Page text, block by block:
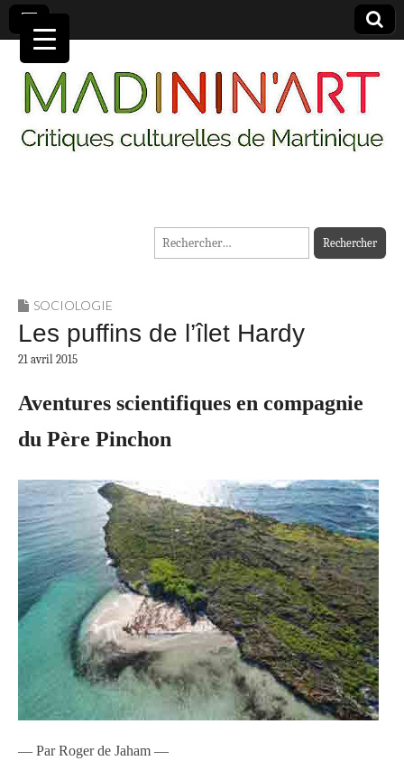
MADININ'ART
Rechercher :
SOCIOLOGIE
Les puffins de l’îlet Hardy
21 avril 2015
Aventures scientifiques en compagnie
du Père Pinchon
— Par Roger de Jaham —